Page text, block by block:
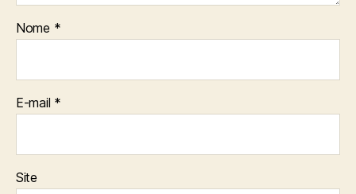
Nome *
E-mail *
Site